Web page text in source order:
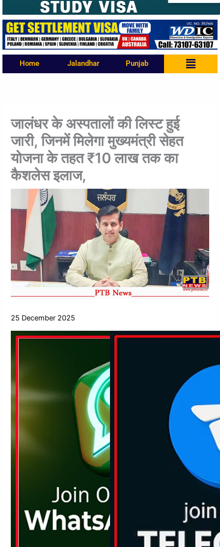
Home Jalandhar Punjab Menu
जालंधर के अस्पतालों की लिस्ट हुई
जारी, जिनमें मिलेगा मुख्यमंत्री सेहत
योजना के तहत ₹10 लाख तक का
कैशलेस इलाज,
25 December 2025